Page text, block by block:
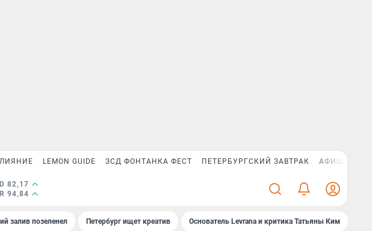
LEMON GUIDE ЗСД ФОНТАНКА ФЕСТ ПЕТЕРБУРГСКИЙ ЗАВТРАК АФИША PLUS
82,17
94,84
залив позеленел Петербург ищет креатив Основатель Levrana и критика Татьяны Ким